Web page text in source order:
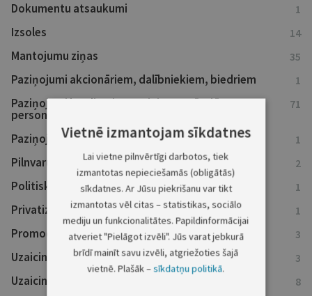
Dokumentu atsaukumi 1
Izsoles 14
Mantojumu ziņas 35
Paziņojumi akcionāriem, dalībniekiem, biedriem 1
Paziņojumi kreditoriem un ieinteresētajām
personām
71
Paziņojumi par teritoriālo plānošanu 1
Pilnvaru atsaukumi 2
Politisko partiju reģistra ziņas 1
Privatizācijas ziņas 1
Promocijas darbi 3
Uzaicinājumi nokārtot saistības 3
Uzaicinājumi uz tiesu 8
Vietnē izmantojam sīkdatnes
Lai vietne pilnvērtīgi darbotos, tiek
izmantotas nepieciešamās (obligātās)
sīkdatnes. Ar Jūsu piekrišanu var tikt
izmantotas vēl citas – statistikas, sociālo
mediju un funkcionalitātes. Papildinformācijai
atveriet "Pielāgot izvēli". Jūs varat jebkurā
brīdī mainīt savu izvēli, atgriežoties šajā
vietnē. Plašāk –sīkdatņu politikā.